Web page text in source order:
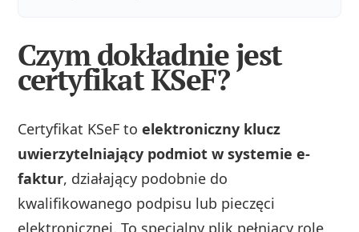
Czym dokładnie jest
certyfikat KSeF?
Certyfikat KSeF toelektroniczny klucz
uwierzytelniający podmiot w systemie e-
faktur, działający podobnie do
kwalifikowanego podpisu lub pieczęci
elektronicznej. To specjalny plik pełniący rolę